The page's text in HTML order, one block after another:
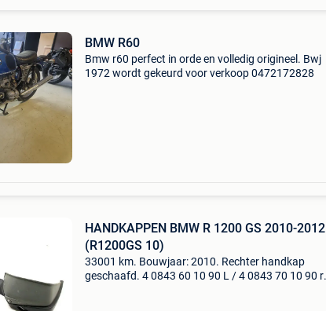
BMW R60
Bmw r60 perfect in orde en volledig origineel. Bwj
1972 wordt gekeurd voor verkoop 0472172828
HANDKAPPEN BMW R 1200 GS 2010-2012
(R1200GS 10)
33001 km. Bouwjaar: 2010. Rechter handkap
geschaafd. 4 0843 60 10 90 L / 4 0843 70 10 90 r